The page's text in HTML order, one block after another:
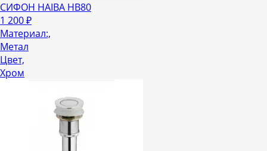
СИФОН HAIBA HB80
1 200₽
Материал:,
Метал
Цвет,
Хром